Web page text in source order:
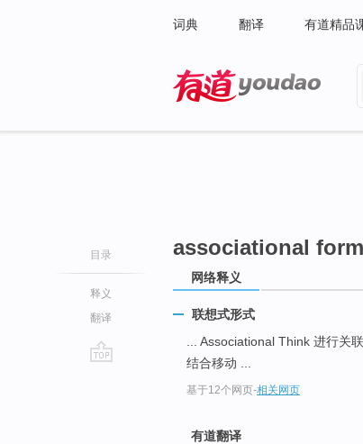
词典 翻译 有道精品
目录
释义
翻译
associational form
网络释义
联想式形式
... Associational Think 进行关
结合移动 ...
基于12个网页-相关网页
有道翻译